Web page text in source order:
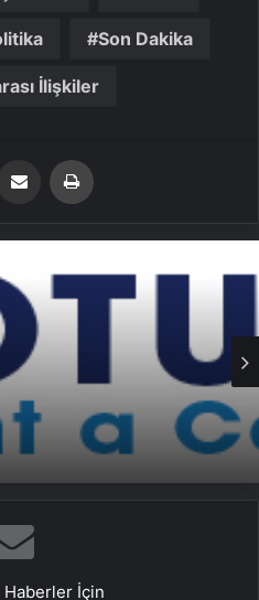
Son Dakika
İlişkiler
Email'den paylaş
Haberler İçin